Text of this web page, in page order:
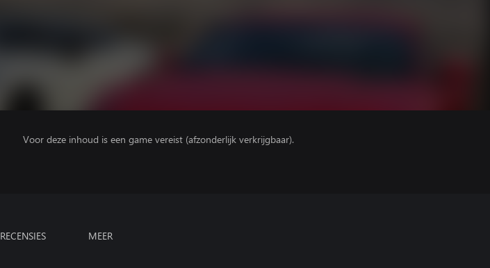
Voor deze inhoud is een game vereist (afzonderlijk verkrijgbaar).
RECENSIES MEER